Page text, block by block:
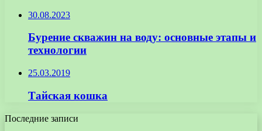
30.08.2023
Бурение скважин на воду: основные этапы и
технологии
25.03.2019
Тайская кошка
Последние записи